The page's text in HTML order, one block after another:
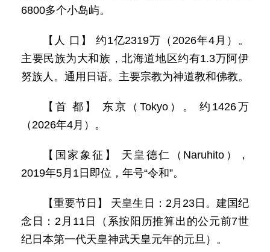
6800多个小岛屿。
【人 口】 约1亿2319万（2026年4月）。
主要民族为大和族，北海道地区约有1.3万阿伊
努族人。通用日语。主要宗教为神道教和佛教。
【首 都】 东京（Tokyo）。 约1426万
（2026年4月）。
【国家象征】 天皇德仁（Naruhito），
2019年5月1日即位，年号“令和”。
【重要节日】 天皇生日：2月23日。建国纪
念日：2月11日（系按阳历推算出的公元前7世
纪日本第一代天皇神武天皇元年的元旦）。